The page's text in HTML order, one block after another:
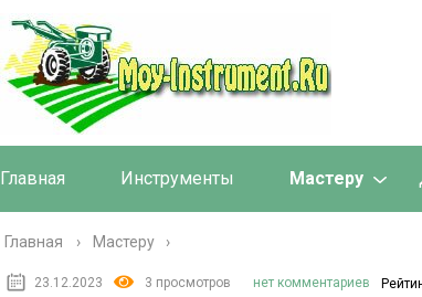
Главная Инструменты Мастеру
Главная › Мастеру
23.12.2023 3 просмотров нет комментариев